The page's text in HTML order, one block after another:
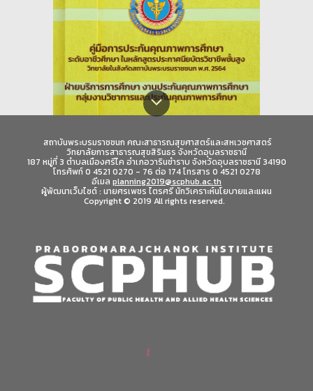
สถาบันพระบรมราชชนก คณะสาธารณสุขศาสตร์และสหเวชศาสตร์
วิทยาลัยการสาธารณสุขสิรินธร จังหวัดอุบลราชธานี
187 หมู่ที่ 3 ตำบลเมืองศรีไค อำเภอวารินชำราบ จังหวัดอุบลราชธานี 34190
โทรศัพท์ 0 4521 0270 - 76 ต่อ 174 โทรสาร 0 4521 0278
อีเมล planning2019@scphub.ac.th
ผู้พัฒนาเว็บไซต์ : นายศรเพชร ไตรศรี นักวิเคราะห์นโยบายและแผน
Copyright © 2019 All rights reserved.